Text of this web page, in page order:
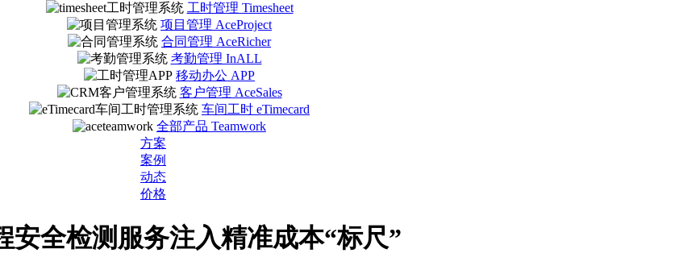
工时管理 Timesheet
项目管理 AceProject
合同管理 AceRicher
考勤管理 InALL
移动办公 APP
客户管理 AceSales
车间工时 eTimecard
全部产品 Teamwork
方案
案例
动态
价格
全检测服务注入精准成本“标尺”